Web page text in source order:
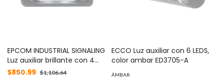
EPCOM INDUSTRIAL SIGNALING
Luz auxiliar brillante con 4
LEDs, color ámbar, mica
$850.99 $1,106.64
ECCO Luz auxiliar con 6 LEDS,
color ambar ED3705-A
ÁMBAR